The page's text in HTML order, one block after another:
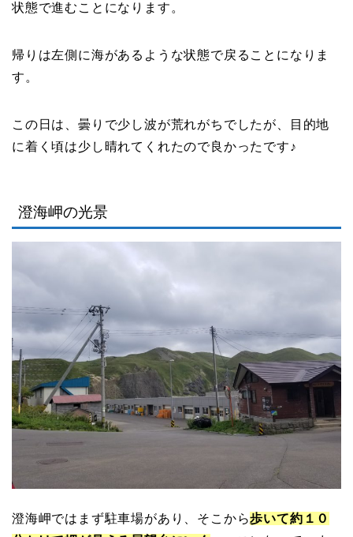
状態で進むことになります。
帰りは左側に海があるような状態で戻ることになりま
す。
この日は、曇りで少し波が荒れがちでしたが、目的地
に着く頃は少し晴れてくれたので良かったです♪
澄海岬の光景
澄海岬ではまず駐車場があり、そこから歩いて約１０